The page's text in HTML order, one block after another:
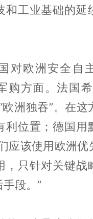
和工业基础的延
对欧洲安全自
购方面。法国
欧洲独吞”。在这
利位置；德国用
应该使用欧洲优
，只针对关键战
段。”